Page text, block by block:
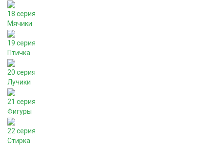
18 серия
Мячики
19 серия
Птичка
20 серия
Лучики
21 серия
Фигуры
22 серия
Стирка